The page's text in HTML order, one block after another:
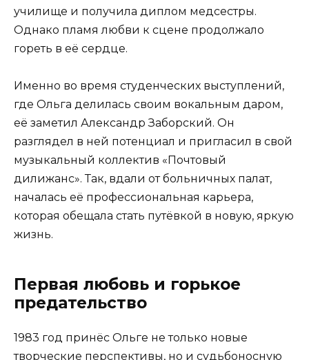
училище и получила диплом медсестры.
Однако пламя любви к сцене продолжало
гореть в её сердце.
Именно во время студенческих выступлений,
где Ольга делилась своим вокальным даром,
её заметил Александр Заборский. Он
разглядел в ней потенциал и пригласил в свой
музыкальный коллектив «Почтовый
дилижанс». Так, вдали от больничных палат,
началась её профессиональная карьера,
которая обещала стать путёвкой в новую, яркую
жизнь.
Первая любовь и горькое
предательство
1983 год принёс Ольге не только новые
творческие перспективы, но и судьбоносную